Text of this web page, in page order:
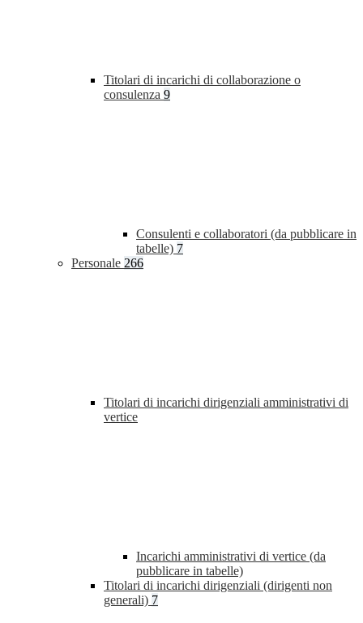
Titolari di incarichi di collaborazione o
consulenza 9
Consulenti e collaboratori (da pubblicare in
tabelle) 7
Personale 266
Titolari di incarichi dirigenziali amministrativi di
vertice
Incarichi amministrativi di vertice (da
pubblicare in tabelle)
Titolari di incarichi dirigenziali (dirigenti non
generali) 7